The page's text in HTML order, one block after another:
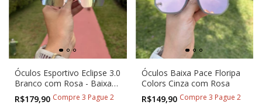
Óculos Esportivo Eclipse 3.0
Branco com Rosa - Baixa
Pace®
R$179,90 Compre 3 Pague 2
Óculos Baixa Pace Floripa
Colors Cinza com Rosa
R$149,90 Compre 3 Pague 2